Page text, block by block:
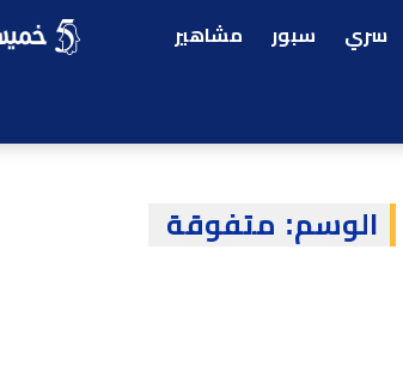
سري سبور مشاهير
الوسم: متفوقة